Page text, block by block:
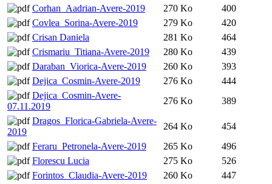
Corhan_Aadrian-Avere-2019
270 Ko
400
Covlea_Sorina-Avere-2019
279 Ko
420
Crisan Daniela
281 Ko
464
Crismariu_Titiana-Avere-2019
280 Ko
439
Daraban_Viorica-Avere-2019
260 Ko
393
Dejica_Cosmin-Avere-2019
276 Ko
444
Dejica_Cosmin-Avere-
07.11.2019
276 Ko
389
Dragos_Florica-Gabriela-Avere-
2019
264 Ko
454
Feraru_Petronela-Avere-2019
265 Ko
496
Florescu Lucia
275 Ko
526
Forintos_Claudia-Avere-2019
260 Ko
447